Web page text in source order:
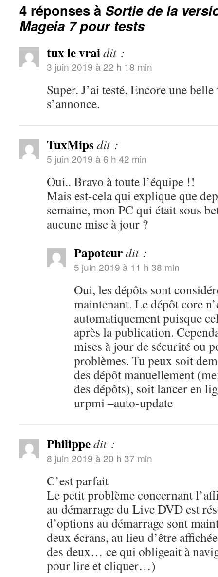
4 réponses à Sortie de la
Mageia 7 pour tests
tux le vraidit :
3 juin 2019 à 22 h 18 min
Super. J’ai testé. Encore une
s’annonce.
TuxMipsdit :
5 juin 2019 à 6 h 42 min
Oui.. Bravo à toute l’équipe !!
Mais est-cela qui explique que
semaine, mon PC qui était sous
aucune mise à jour ?
Papoteurdit :
5 juin 2019 à 11 h 38 min
Oui, les dépôts sont
maintenant. Le dépôt core
automatiquement puisque
après la publication.
mises à jour de sécurité ou
problèmes. Tu peux soit
des dépôt manuellement
des dépôts), soit lancer en
urpmi –auto-update
Philippedit :
8 juin 2019 à 20 h 37 min
C’est parfait
Le petit problème concernant
au démarrage du Live DVD est
d’options au démarrage sont
deux écrans, au lieu d’être
des deux… ce qui obligeait à
pour lire et cliquer…)